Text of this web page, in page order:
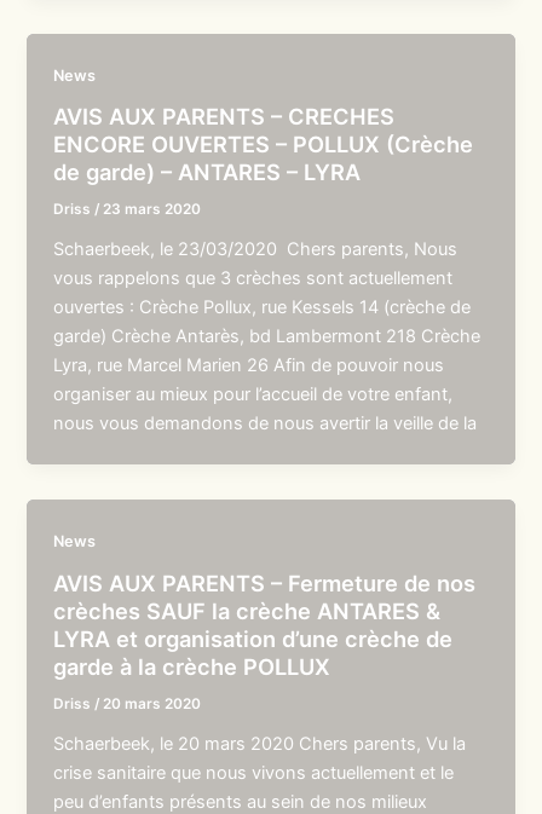
News
AVIS AUX PARENTS – CRECHES
ENCORE OUVERTES – POLLUX (Crèche
de garde) – ANTARES – LYRA
Driss / 23 mars 2020
Schaerbeek, le 23/03/2020 Chers parents, Nous
vous rappelons que 3 crèches sont actuellement
ouvertes : Crèche Pollux, rue Kessels 14 (crèche de
garde) Crèche Antarès, bd Lambermont 218 Crèche
Lyra, rue Marcel Marien 26 Afin de pouvoir nous
organiser au mieux pour l’accueil de votre enfant,
nous vous demandons de nous avertir la veille de la
News
AVIS AUX PARENTS – Fermeture de nos
crèches SAUF la crèche ANTARES &
LYRA et organisation d’une crèche de
garde à la crèche POLLUX
Driss / 20 mars 2020
Schaerbeek, le 20 mars 2020 Chers parents, Vu la
crise sanitaire que nous vivons actuellement et le
peu d’enfants présents au sein de nos milieux